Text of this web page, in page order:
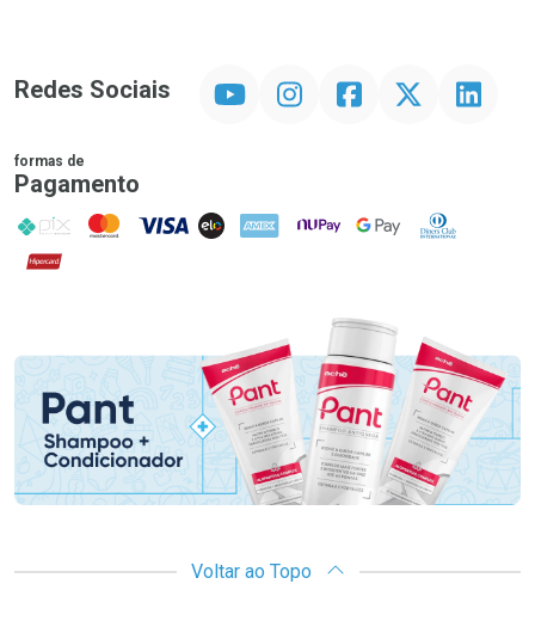
Redes Sociais InstagramFacebookTwitter Linkedin
formas de
Pagamento
PIX MasterCard
VISA ELO AMEX NuPay Google PayDiners Club
Hipercard
Promoção em Destaque
Voltar ao Topo